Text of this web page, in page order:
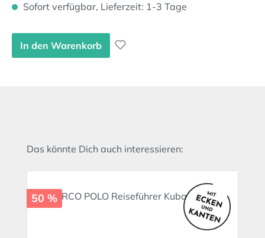
Sofort verfügbar, Lieferzeit: 1-3 Tage
In den Warenkorb
Produktgalerie überspringen
Das könnte Dich auch interessieren:
50 %